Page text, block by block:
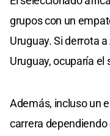
grupos con un
Uruguay. Si derrota
Uruguay, ocuparía el
Además, incluso un
carrera dependiendo